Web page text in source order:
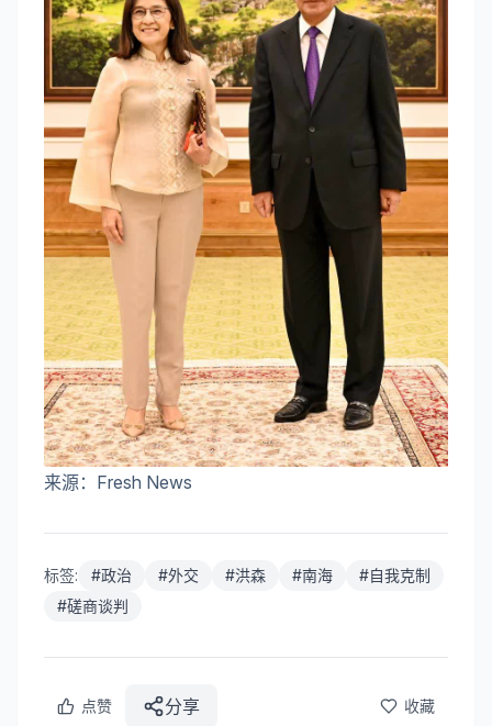
来源：Fresh News
标签: #政治 #外交 #洪森 #南海 #自我克制
#磋商谈判
点赞 分享 收藏